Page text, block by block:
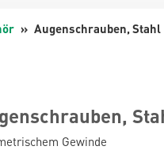
Augenschrauben, Stahl
Gewinde